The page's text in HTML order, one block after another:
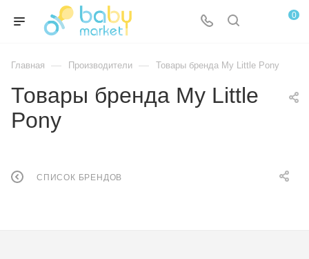
0
Главная — Производители — Товары бренда My Little Pony
Товары бренда My Little
Pony
СПИСОК БРЕНДОВ